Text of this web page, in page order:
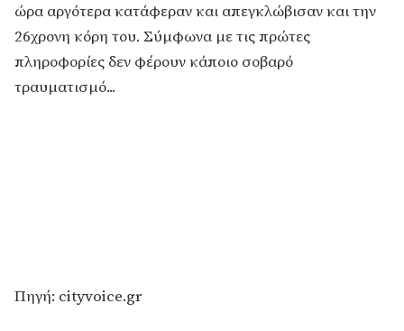
ώρα αργότερα κατάφεραν και απεγκλώβισαν και την
26χρονη κόρη του. Σύμφωνα με τις πρώτες
πληροφορίες δεν φέρουν κάποιο σοβαρό
τραυματισμό...
Πηγή: cityvoice.gr